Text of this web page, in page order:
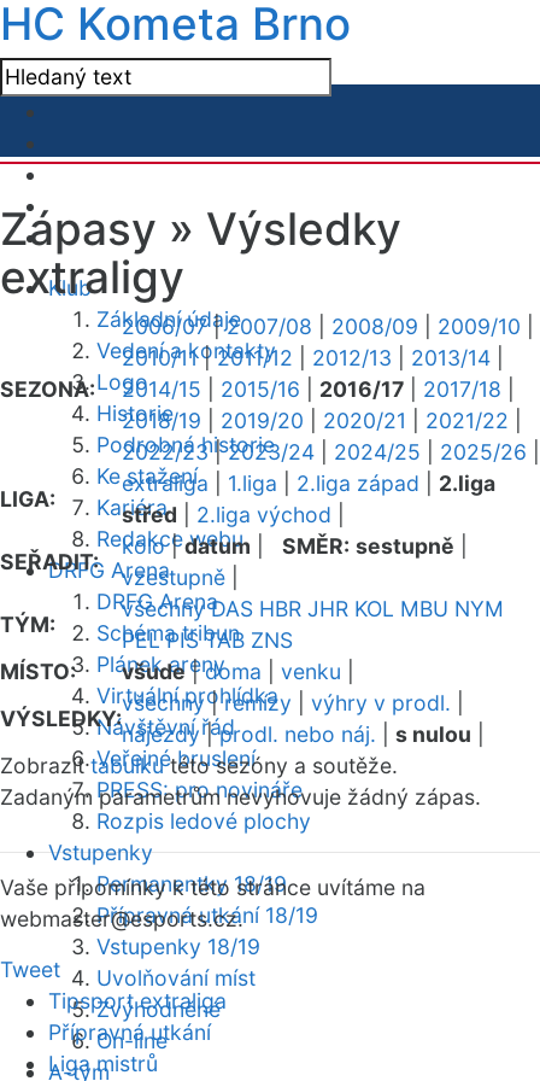
HC Kometa Brno
Klub
Základní údaje
Vedení a kontakty
Logo
Historie
Podrobná historie
Ke stažení
Kariéra
Redakce webu
DRFG Arena
DRFG Arena
Schéma tribun
Plánek areny
Virtuální prohlídka
Návštěvní řád
Veřejné bruslení
PRESS: pro novináře
Rozpis ledové plochy
Vstupenky
Permanentky 18/19
Přípravná utkání 18/19
Vstupenky 18/19
Uvolňování míst
Zvýhodněné
On-line
A-tým
Zápasy » Výsledky
extraligy
SEZONA:
2006/07|2007/08 2008/09 2009/10
2010/11|2011/12 2012/13 2013/14
2014/15
2015/16 2016/17 2017/18
2018/19
2019/20 2020/21 2021/22
2022/23|2023/24 2024/25 2025/26
LIGA:
extraliga 1.liga 2.liga západ
2.liga
střed
2.liga východ
SEŘADIT:
kolo|datum SMĚR: sestupně
vzestupně
TÝM:
všechny DAS HBR JHR KOL MBU NYM
PEL PIS TAB ZNS
MÍSTO:
všude|doma venku
VÝSLEDKY:
všechny|remízy výhry v prodl.
nájezdy|prodl. nebo náj. s nulou
Zobrazittabulkutéto sezóny a soutěže.
Zadaným parametrům nevyhovuje žádný zápas.
Vaše připomínky k této stránce uvítáme na
webmaster@esports.cz.
Tweet
Tipsport extraliga
Přípravná utkání
Liga mistrů